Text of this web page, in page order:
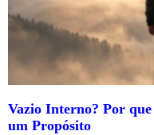
Vazio Interno? Por que
um Propósito